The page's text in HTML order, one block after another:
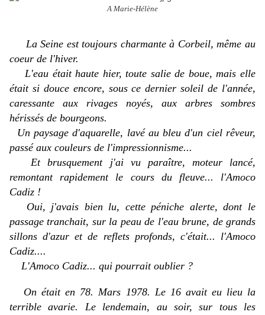
A Marie-Hélène
La Seine est toujours charmante à Corbeil, même au
coeur de l'hiver.
L'eau était haute hier, toute salie de boue, mais elle
était si douce encore, sous ce dernier soleil de l'année,
caressante aux rivages noyés, aux arbres sombres
hérissés de bourgeons.
Un paysage d'aquarelle, lavé au bleu d'un ciel rêveur,
passé aux couleurs de l'impressionnisme...
Et brusquement j'ai vu paraître, moteur lancé,
remontant rapidement le cours du fleuve... l'Amoco
Cadiz !
Oui, j'avais bien lu, cette péniche alerte, dont le
passage tranchait, sur la peau de l'eau brune, de grands
sillons d'azur et de reflets profonds, c'était... l'Amoco
Cadiz....
L'Amoco Cadiz... qui pourrait oublier ?
On était en 78. Mars 1978. Le 16 avait eu lieu la
terrible avarie. Le lendemain, au soir, sur tous les